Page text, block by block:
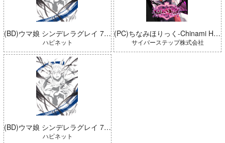
(BD)ウマ娘 シンデレラグレイ 7 豪華版 (とらのあな限定版)
ハピネット
(BD)ウマ娘 シンデレラグレイ 7 豪華版
ハピネット
(PC)ちなみほりっく-Chinami Holic 特典付き 限定ボックス
サイバーステップ株式会社